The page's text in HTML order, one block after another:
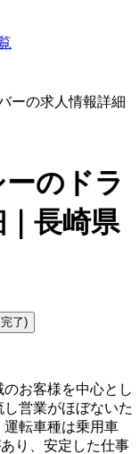
ーの求人情報詳細
のドラ
長崎県
了)
お客様を中心とし
営業がほぼないた
転車種は乗用車
り、安定した仕事